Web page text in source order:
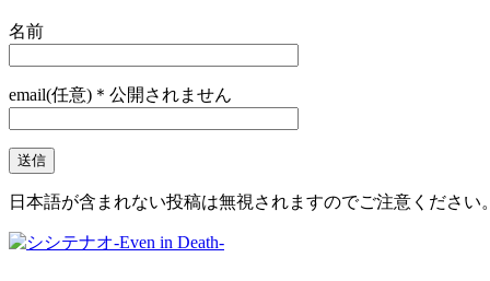
名前
email(任意)＊公開されません
日本語が含まれない投稿は無視されますのでご注意ください